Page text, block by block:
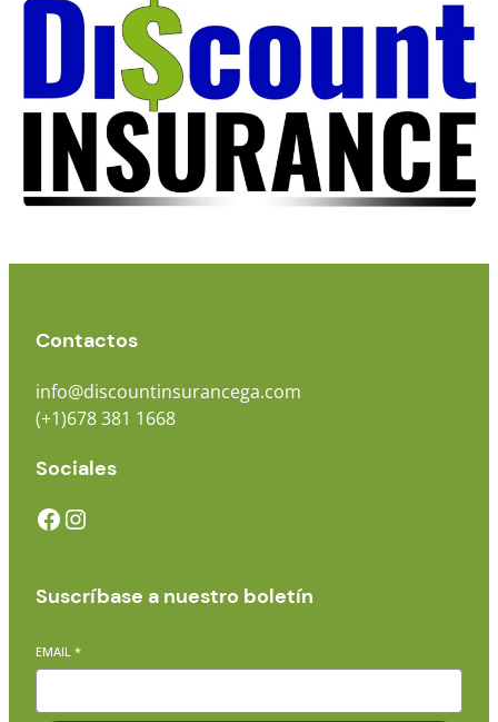
Contactos
info@discountinsurancega.com
(+1)678 381 1668
Sociales
Suscríbase a nuestro boletín
EMAIL *